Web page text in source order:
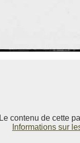
Le contenu de cette
Informations sur